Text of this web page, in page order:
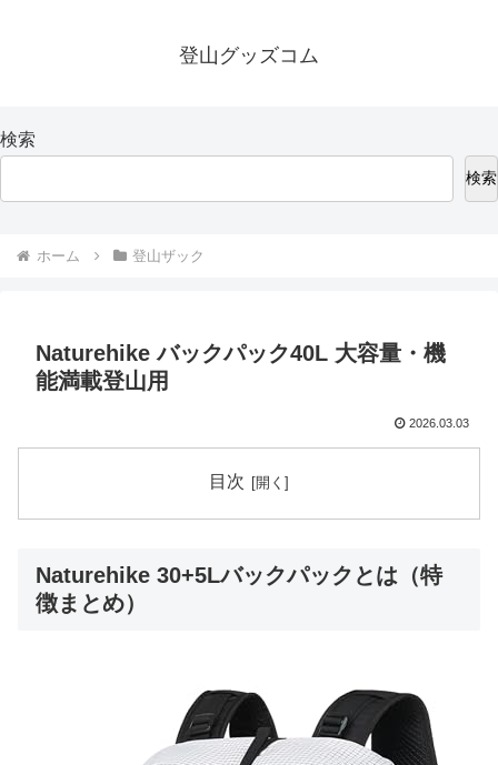
登山グッズコム
検索
検索
ホーム 登山ザック
Naturehike バックパック40L 大容量・機
能満載登山用
2026.03.03
目次
Naturehike 30+5Lバックパックとは（特
徴まとめ）